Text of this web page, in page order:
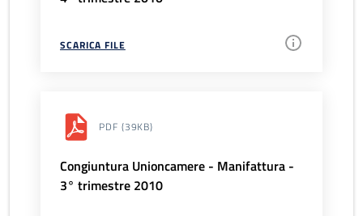
SCARICA FILE
PDF (39KB)
Congiuntura Unioncamere - Manifattura -
3° trimestre 2010